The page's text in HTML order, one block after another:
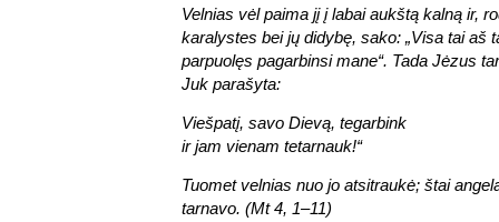
Velnias vėl paima jį į labai aukštą kalną ir,
karalystes bei jų didybę, sako: „Visa tai aš
parpuolęs pagarbinsi mane“. Tada Jėzus
Juk parašyta:
Viešpatį, savo Dievą, tegarbink
ir jam vienam tetarnauk!“
Tuomet velnias nuo jo atsitraukė; štai
tarnavo. (Mt 4, 1–11)